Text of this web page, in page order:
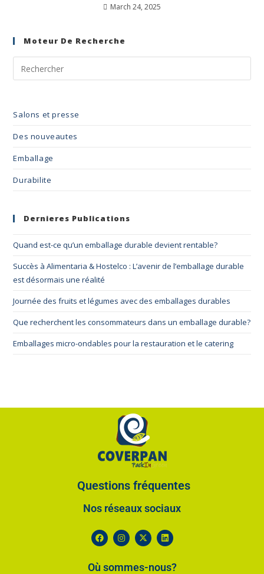
March 24, 2025
Moteur De Recherche
Salons et presse
Des nouveautes
Emballage
Durabilite
Dernieres Publications
Quand est-ce qu’un emballage durable devient rentable?
Succès à Alimentaria & Hostelco : L’avenir de l’emballage durable
est désormais une réalité
Journée des fruits et légumes avec des emballages durables
Que recherchent les consommateurs dans un emballage durable?
Emballages micro-ondables pour la restauration et le catering
Questions fréquentes
Nos réseaux sociaux​
Où sommes-nous?